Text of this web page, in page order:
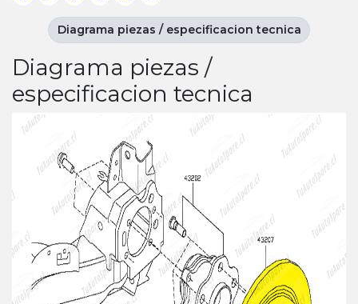
Diagrama piezas /
especificacion tecnica
Diagrama piezas / especificacion tecnica